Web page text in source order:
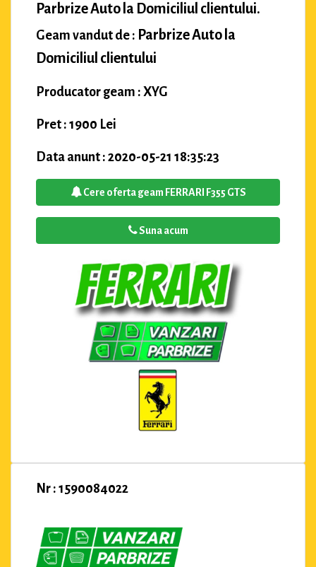
Parbrize Auto la Domiciliul clientului.
Geam vandut de : Parbrize Auto la
Domiciliul clientului
Producator geam : XYG
Pret : 1900 Lei
Data anunt : 2020-05-21 18:35:23
Cere oferta geam FERRARI F355 GTS
Suna acum
Nr : 1590084022